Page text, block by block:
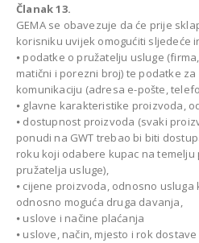
Članak 13.
GEMA se obavezuje da će prije
korisniku uvijek omogućiti sljedeće
⦁ podatke o pružatelju usluge
matični i porezni broj) te podatke
komunikaciju (adresa e-pošte,
⦁ glavne karakteristike proizvoda,
⦁ dostupnost proizvoda (svaki
ponudi na GWT trebao bi biti
roku koji odabere kupac na
pružatelja usluge),
⦁ cijene proizvoda, odnosno
odnosno moguća druga davanja,
⦁ uslove i načine plaćanja
⦁ uslove, način, mjesto i rok